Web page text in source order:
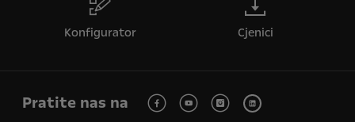
Konfigurator Cjenici
Pratite nas na